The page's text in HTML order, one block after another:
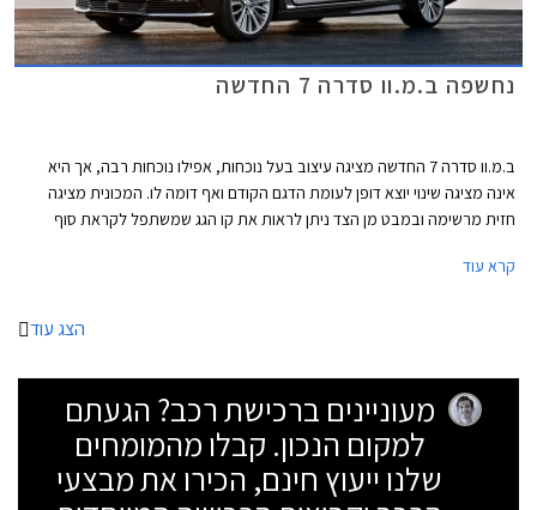
נחשפה ב.מ.וו סדרה 7 החדשה
ב.מ.וו סדרה 7 החדשה מציגה עיצוב בעל נוכחות, אפילו נוכחות רבה, אך היא
אינה מציגה שינוי יוצא דופן לעומת הדגם הקודם ואף דומה לו. המכונית מציגה
חזית מרשימה ובמבט מן הצד ניתן לראות את קו הגג שמשתפל לקראת סוף
פס כרום שמשתלב בפנסים וארבע פתחי מפלט שמוסיפים למראה הדינאמי של
קרא עוד
הצג עוד
מעוניינים ברכישת רכב? הגעתם
למקום הנכון. קבלו מהמומחים
שלנו ייעוץ חינם, הכירו את מבצעי